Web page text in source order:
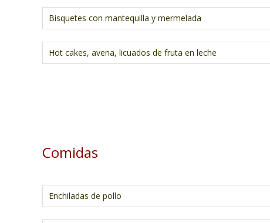
Bisquetes con mantequilla y mermelada
Hot cakes, avena, licuados de fruta en leche
Comidas
Enchiladas de pollo